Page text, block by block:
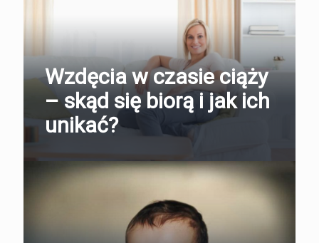
Wzdęcia w czasie ciąży
– skąd się biorą i jak ich
unikać?